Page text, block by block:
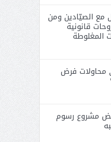
مع الصيّادين ومن
قانونية
المغلوطة
فرض
مشروع رسوم